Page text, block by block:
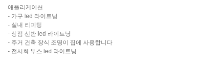
애플리케이션
- 가구 led 라이트닝
- 실내 리미팅
- 상점 선반 led 라이트닝
- 주거 건축 장식 조명이 집에 사용합니다
- 전시회 부스 led 라이트닝